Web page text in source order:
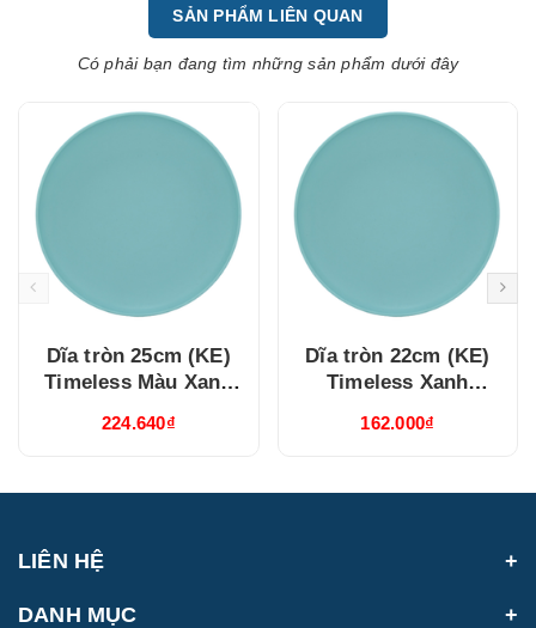
SẢN PHẨM LIÊN QUAN
Có phải bạn đang tìm những sản phẩm dưới đây
Dĩa tròn 25cm (KE)
Timeless Màu Xanh
224.640₫
Dĩa tròn 22cm (KE)
Timeless Xanh
162.000₫
LIÊN HỆ
DANH MỤC